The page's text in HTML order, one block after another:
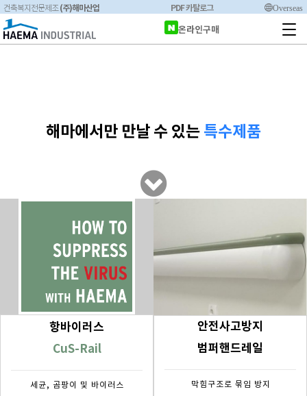
건축복지전문제조(주)해마산업 PDF 카탈로그 Overseas
온라인구매
해마에서만 만날 수 있는 특수제품
항바이러스
CuS-Rail
세균, 곰팡이 및 바이러스
안전사고방지
범퍼핸드레일
막힘구조로 묶임 방지